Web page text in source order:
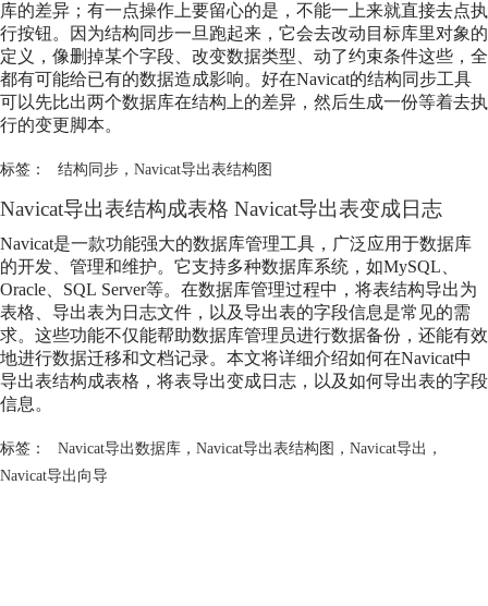
库的差异；有一点操作上要留心的是，不能一上来就直接去点执
行按钮。因为结构同步一旦跑起来，它会去改动目标库里对象的
定义，像删掉某个字段、改变数据类型、动了约束条件这些，全
都有可能给已有的数据造成影响。好在Navicat的结构同步工具
可以先比出两个数据库在结构上的差异，然后生成一份等着去执
行的变更脚本。
标签： 结构同步， Navicat导出表结构图
Navicat导出表结构成表格 Navicat导出表变成日志
Navicat是一款功能强大的数据库管理工具，广泛应用于数据库
的开发、管理和维护。它支持多种数据库系统，如MySQL、
Oracle、SQL Server等。在数据库管理过程中，将表结构导出为
表格、导出表为日志文件，以及导出表的字段信息是常见的需
求。这些功能不仅能帮助数据库管理员进行数据备份，还能有效
地进行数据迁移和文档记录。本文将详细介绍如何在Navicat中
导出表结构成表格，将表导出变成日志，以及如何导出表的字段
信息。
标签： Navicat导出数据库， Navicat导出表结构图 ， Navicat导出 ，
Navicat导出向导